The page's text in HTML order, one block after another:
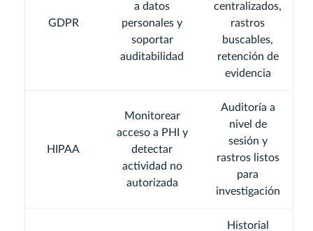
GDPR
a datos
personales y
soportar
auditabilidad
centralizados,
rastros
buscables,
retención de
evidencia
HIPAA
Monitorear
acceso a PHI y
detectar
actividad no
autorizada
Auditoría a
nivel de
sesión y
rastros listos
para
investigación
Historial